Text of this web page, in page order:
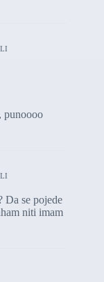
punoooo
Da se pojede
niti imam